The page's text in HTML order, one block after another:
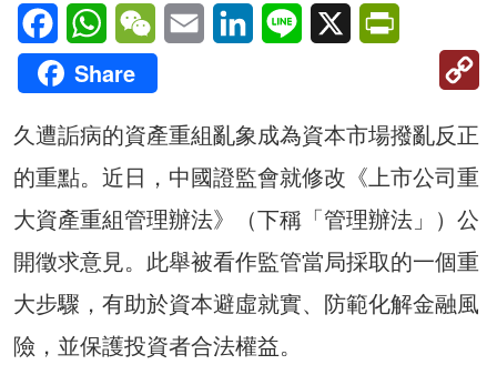
FacebookWhatsAppWeChatEmail LinkedInLine X
Share
久遭詬病的資產重組亂象成為資本市場撥亂反正
的重點。近日，中國證監會就修改《上市公司重
大資產重組管理辦法》（下稱「管理辦法」）公
開徵求意見。此舉被看作監管當局採取的一個重
大步驟，有助於資本避虛就實、防範化解金融風
險，並保護投資者合法權益。